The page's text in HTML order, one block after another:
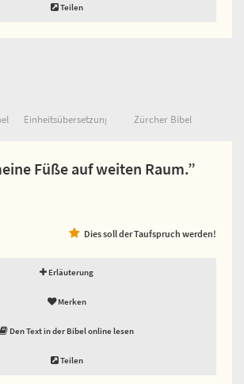
Teilen
Einheitsübersetzung Zürcher Bibel
Füße auf weiten Raum.”
Dies soll der Taufspruch werden!
Erläuterung
Merken
Den Text in der Bibel online lesen
Teilen